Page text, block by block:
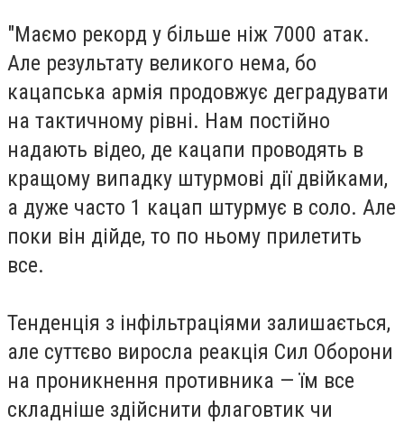
"Маємо рекорд у більше ніж 7000 атак.
Але результату великого нема, бо
кацапська армія продовжує деградувати
на тактичному рівні. Нам постійно
надають відео, де кацапи проводять в
кращому випадку штурмові дії двійками,
а дуже часто 1 кацап штурмує в соло. Але
поки він дійде, то по ньому прилетить
все.
Тенденція з інфільтраціями залишається,
але суттєво виросла реакція Сил Оборони
на проникнення противника — їм все
складніше здійснити флаговтик чи